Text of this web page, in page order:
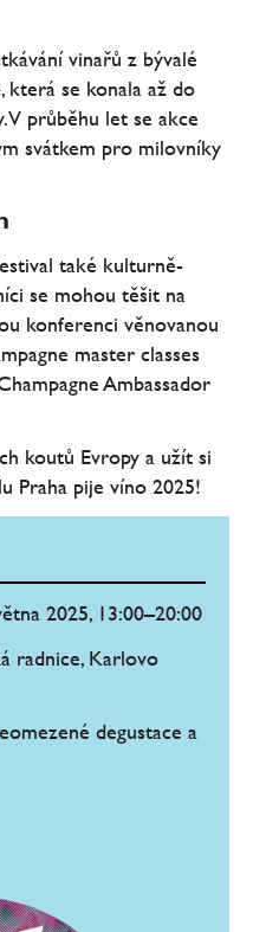
vinařů z bývalé
která se konala až do
V průběhu let se akce
svátkem pro milovníky
také kulturně-
se mohou těšit na
konferenci věnovanou
master classes
Ambassador
koutů Evropy a užít si
Praha pije víno 2025!
2025, 13:00–20:00
radnice, Karlovo
degustace a